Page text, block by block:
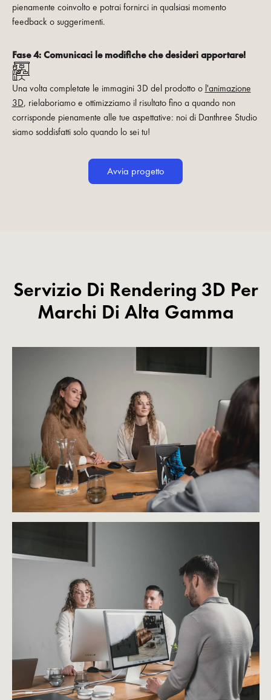
pienamente coinvolto e potrai fornirci in qualsiasi momento
feedback o suggerimenti.
Fase 4: Comunicaci le modifiche che desideri apportare!
Una volta completate le immagini 3D del prodotto o l'animazione
3D, rielaboriamo e ottimizziamo il risultato fino a quando non
corrisponde pienamente alle tue aspettative: noi di Danthree Studio
siamo soddisfatti solo quando lo sei tu!
Avvia progetto
Servizio Di Rendering 3D Per
Marchi Di Alta Gamma